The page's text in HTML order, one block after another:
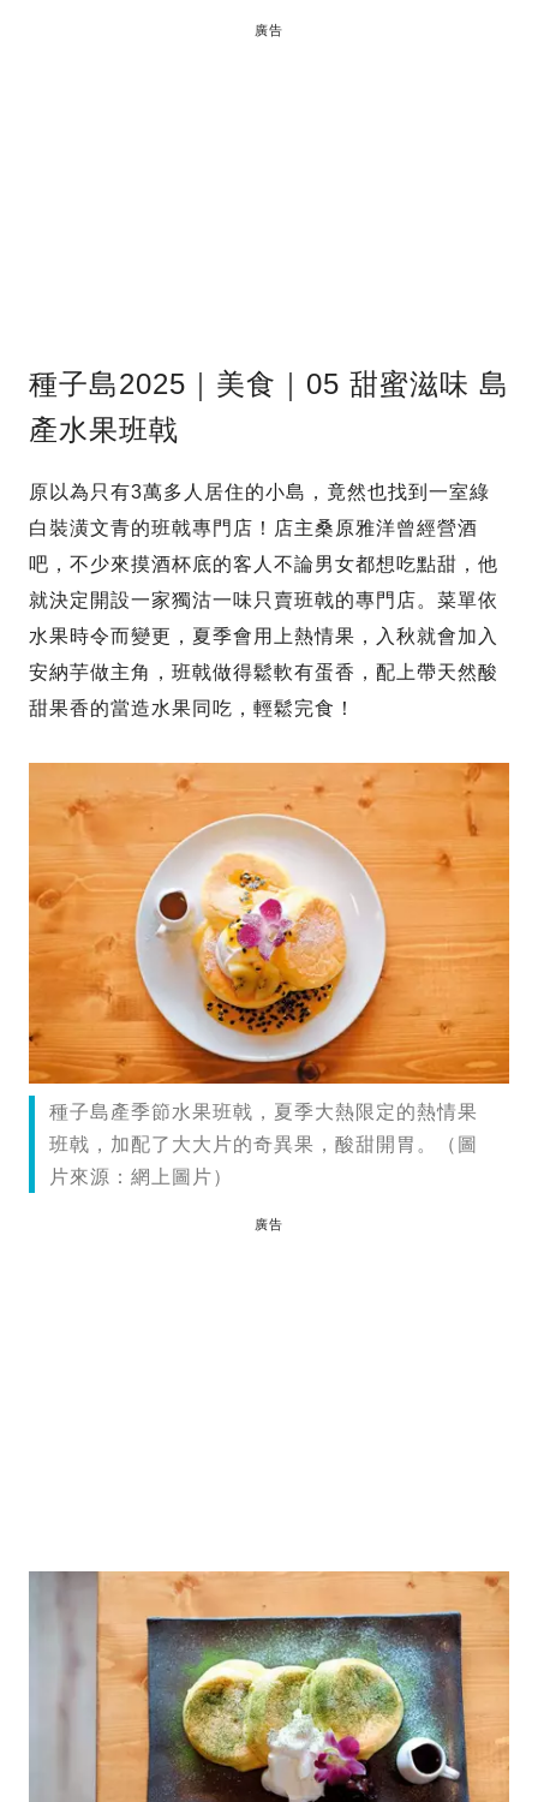
廣告
種子島2025｜美食｜05 甜蜜滋味 島
產水果班戟
原以為只有3萬多人居住的小島，竟然也找到一室綠
白裝潢文青的班戟專門店！店主桑原雅洋曾經營酒
吧，不少來摸酒杯底的客人不論男女都想吃點甜，他
就決定開設一家獨沽一味只賣班戟的專門店。菜單依
水果時令而變更，夏季會用上熱情果，入秋就會加入
安納芋做主角，班戟做得鬆軟有蛋香，配上帶天然酸
甜果香的當造水果同吃，輕鬆完食！
種子島產季節水果班戟，夏季大熱限定的熱情果
班戟，加配了大大片的奇異果，酸甜開胃。（圖
片來源：網上圖片）
廣告